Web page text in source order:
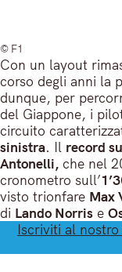
© F1
Con un layout
corso degli anni la
dunque, per
del Giappone, i
circuito
sinistra. Il record
Antonelli, che nel
cronometro sull’
visto trionfare Max
di Lando Norris e
Iscriviti al